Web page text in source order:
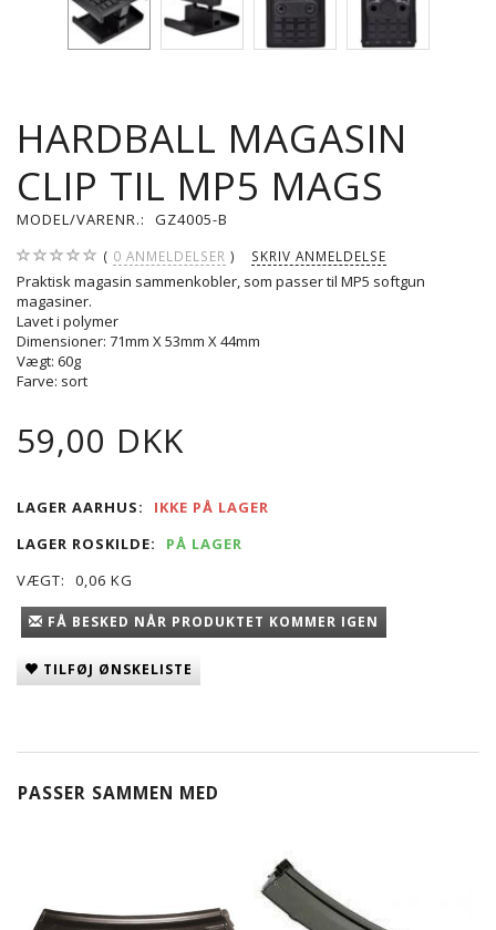
HARDBALL MAGASIN
CLIP TIL MP5 MAGS
MODEL/VARENR.: GZ4005-B
0 ANMELDELSER SKRIV ANMELDELSE
Praktisk magasin sammenkobler, som passer til MP5 softgun
magasiner.
Lavet i polymer
Dimensioner: 71mm X 53mm X 44mm
Vægt: 60g
Farve: sort
59,00 DKK
LAGER AARHUS:
IKKE PÅ LAGER
LAGER ROSKILDE:
PÅ LAGER
VÆGT:
0,06 KG
FÅ BESKED NÅR PRODUKTET KOMMER IGEN
TILFØJ ØNSKELISTE
PASSER SAMMEN MED